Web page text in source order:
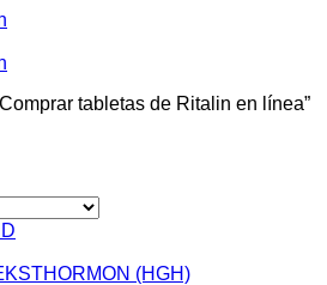
(HGH)
tabletas de Ritalin en línea”